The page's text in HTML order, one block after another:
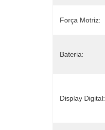
Força Motriz:
Bateria:
Display Digital: